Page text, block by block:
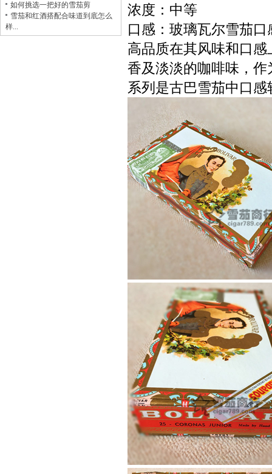
如何挑选一把好的雪茄剪
雪茄和红酒搭配合味道到底怎么
样...
浓度：中等
口感：玻璃瓦尔雪茄
高品质在其风味和口
香及淡淡的咖啡味，
系列是古巴雪茄中口